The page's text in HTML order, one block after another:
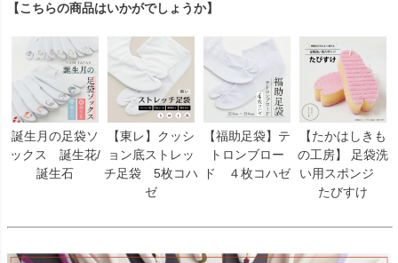
【こちらの商品はいかがでしょうか】
誕生月の足袋ソ
ックス 誕生花/
誕生石
【東レ】クッシ
ョン底ストレッ
チ足袋 5枚コハ
ゼ
【福助足袋】テ
トロンブロー
ド ４枚コハゼ
【たかはしきも
の工房】 足袋洗
い用スポンジ
たびすけ